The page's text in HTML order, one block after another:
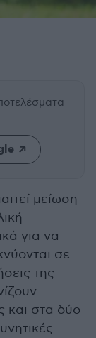
μείωση
για να
σε
της
και στα δύο